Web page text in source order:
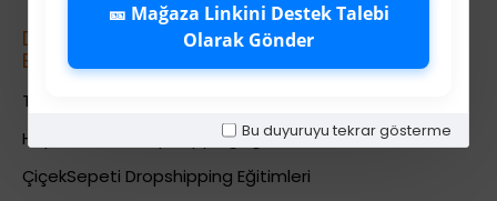
🎫 Mağaza Linkini Destek Talebi
Olarak Gönder
Bu duyuruyu tekrar gösterme
Dropshipping (Stoksuz Sat\u0131\u015f)
E\u011fitimleri
Trendyol Dropshipping Eğitimleri
HepsiBurada Dropshipping Eğitimleri
ÇiçekSepeti Dropshipping Eğitimleri